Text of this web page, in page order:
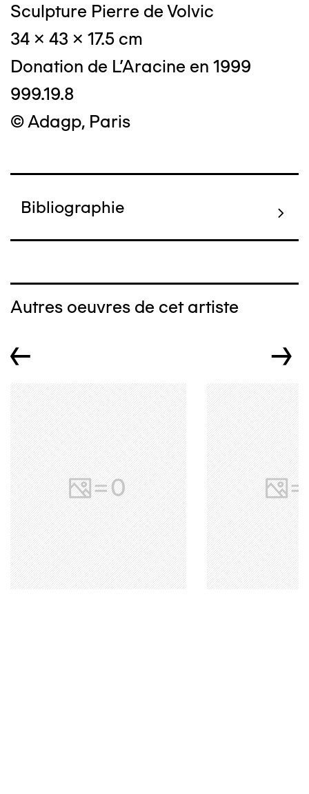
Sculpture Pierre de Volvic
34 x 43 x 17.5 cm
Donation de L'Aracine en 1999
999.19.8
© Adagp, Paris
Bibliographie
Autres oeuvres de cet artiste
← →